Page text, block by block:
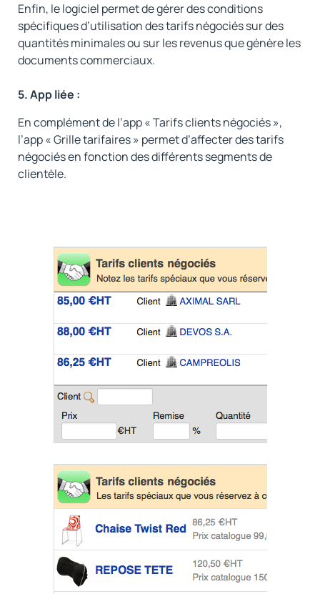
Enfin, le logiciel permet de gérer des conditions
spécifiques d’utilisation des tarifs négociés sur des
quantités minimales ou sur les revenus que génère les
documents commerciaux.
5. App liée :
En complément de l’app « Tarifs clients négociés »,
l’app « Grille tarifaires » permet d’affecter des tarifs
négociés en fonction des différents segments de
clientèle.